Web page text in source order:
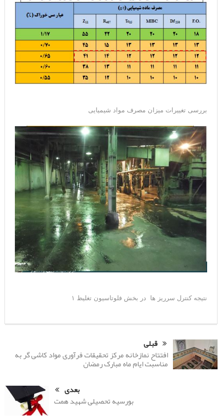
بررسی تغییرات میزان مصرف مواد شیمیایی
نتیجه کنترل سرریز ها در بخش فلوتاسیون تغلیظ ۱
قبلی
افتتاح نمازخانه مرکز تحقیقات فرآوری مواد کاشی گر به
مناسبت ایام ماه مبارک رمضان
بعدی
بورسیه تحصیلی شهید همت